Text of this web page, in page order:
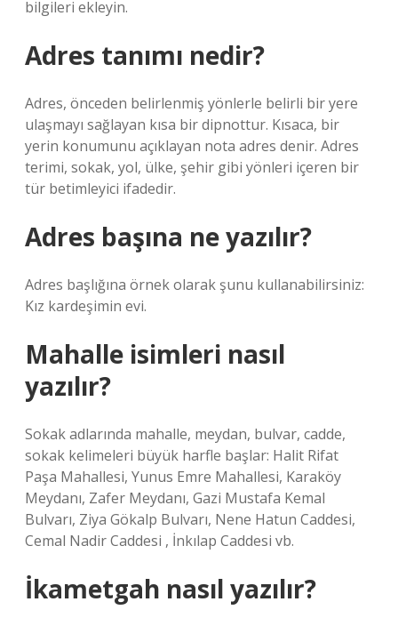
bilgileri ekleyin.
Adres tanımı nedir?
Adres, önceden belirlenmiş yönlerle belirli bir yere
ulaşmayı sağlayan kısa bir dipnottur. Kısaca, bir
yerin konumunu açıklayan nota adres denir. Adres
terimi, sokak, yol, ülke, şehir gibi yönleri içeren bir
tür betimleyici ifadedir.
Adres başına ne yazılır?
Adres başlığına örnek olarak şunu kullanabilirsiniz:
Kız kardeşimin evi.
Mahalle isimleri nasıl
yazılır?
Sokak adlarında mahalle, meydan, bulvar, cadde,
sokak kelimeleri büyük harfle başlar: Halit Rifat
Paşa Mahallesi, Yunus Emre Mahallesi, Karaköy
Meydanı, Zafer Meydanı, Gazi Mustafa Kemal
Bulvarı, Ziya Gökalp Bulvarı, Nene Hatun Caddesi,
Cemal Nadir Caddesi , İnkılap Caddesi vb.
İkametgah nasıl yazılır?